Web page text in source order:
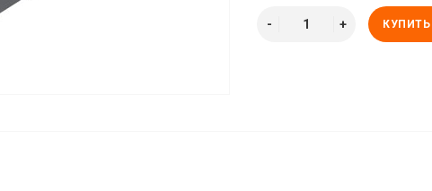
КУПИТЬ